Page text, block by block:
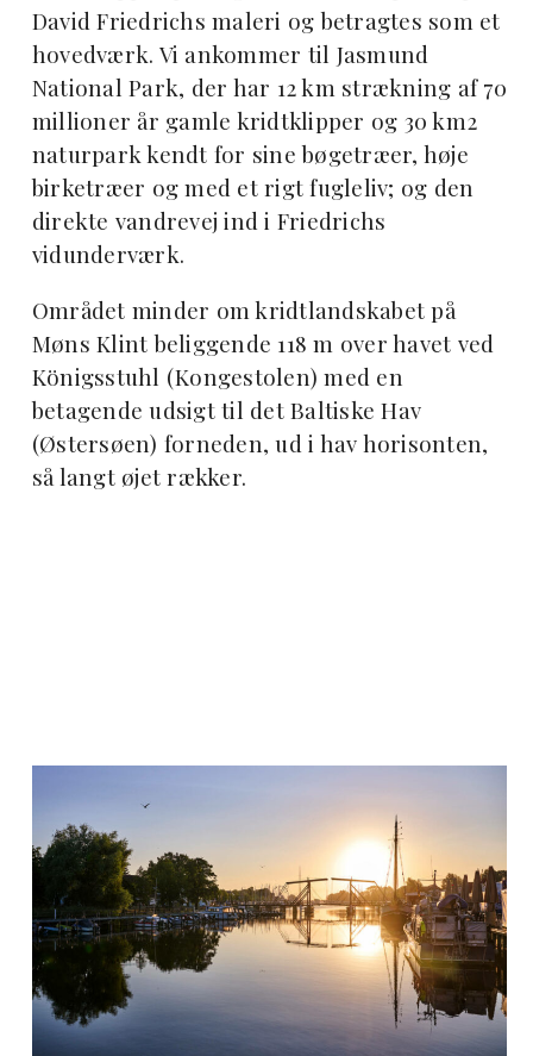
David Friedrichs maleri og betragtes som et
hovedværk. Vi ankommer til Jasmund
National Park, der har 12 km strækning af 70
millioner år gamle kridtklipper og 30 km2
naturpark kendt for sine bøgetræer, høje
birketræer og med et rigt fugleliv; og den
direkte vandrevej ind i Friedrichs
vidunderværk.
Området minder om kridtlandskabet på
Møns Klint beliggende 118 m over havet ved
Königsstuhl (Kongestolen) med en
betagende udsigt til det Baltiske Hav
(Østersøen) forneden, ud i hav horisonten,
så langt øjet rækker.